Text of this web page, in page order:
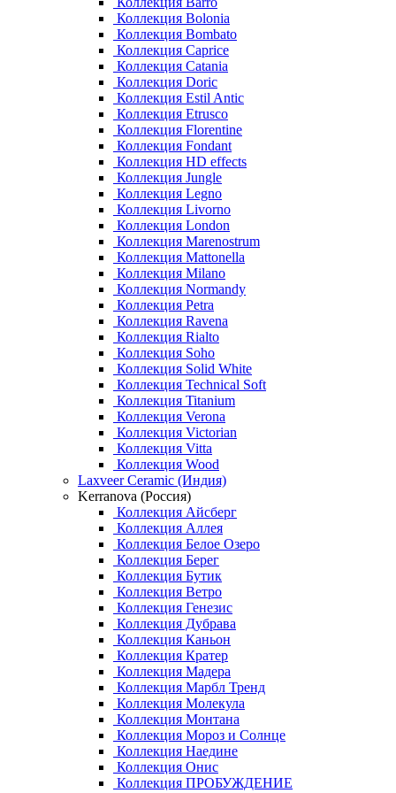
Коллекция Bolonia
Коллекция Bombato
Коллекция Caprice
Коллекция Catania
Коллекция Doric
Коллекция Estil Antic
Коллекция Etrusco
Коллекция Florentine
Коллекция Fondant
Коллекция HD effects
Коллекция Jungle
Коллекция Legno
Коллекция Livorno
Коллекция London
Коллекция Marenostrum
Коллекция Mattonella
Коллекция Milano
Коллекция Normandy
Коллекция Petra
Коллекция Ravena
Коллекция Rialto
Коллекция Soho
Коллекция Solid White
Коллекция Technical Soft
Коллекция Titanium
Коллекция Verona
Коллекция Victorian
Коллекция Vitta
Коллекция Wood
Laxveer Ceramic (Индия)
Kerranova (Россия)
Коллекция Айсберг
Коллекция Аллея
Коллекция Белое Озеро
Коллекция Берег
Коллекция Бутик
Коллекция Ветро
Коллекция Генезис
Коллекция Дубрава
Коллекция Каньон
Коллекция Кратер
Коллекция Мадера
Коллекция Марбл Тренд
Коллекция Молекула
Коллекция Монтана
Коллекция Мороз и Солнце
Коллекция Наедине
Коллекция Онис
Коллекция ПРОБУЖДЕНИЕ